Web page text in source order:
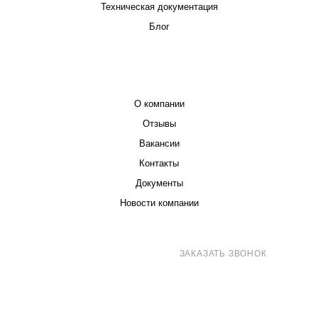
Техническая документация
Блог
О компании
Отзывы
Вакансии
Контакты
Документы
Новости компании
ЗАКАЗАТЬ ЗВОНОК